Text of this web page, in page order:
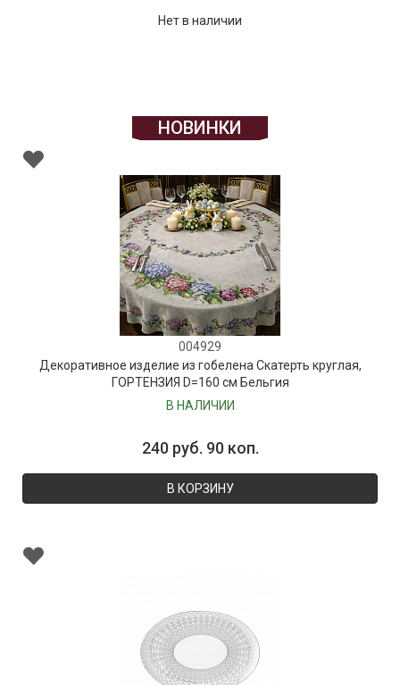
Нет в наличии
НОВИНКИ
004929
Декоративное изделие из гобелена Скатерть круглая,
ГОРТЕНЗИЯ D=160 см Бельгия
В НАЛИЧИИ
240 руб. 90 коп.
В КОРЗИНУ